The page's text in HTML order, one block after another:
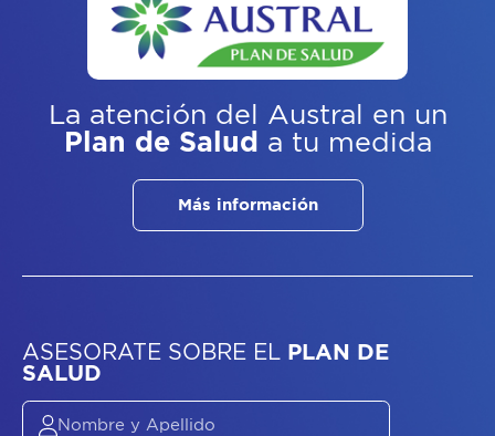
La atención del Austral
en un
Plan de Salud a tu medida
Más información